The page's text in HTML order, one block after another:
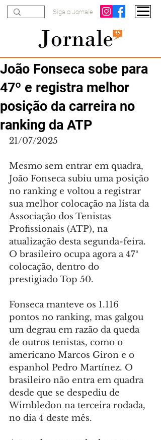
Siga o Jornale
João Fonseca sobe para
47º e registra melhor
posição da carreira no
ranking da ATP
21/07/2025
Mesmo sem entrar em quadra,
João Fonseca subiu uma posição
no ranking e voltou a registrar
sua melhor colocação na lista da
Associação dos Tenistas
Profissionais (ATP), na
atualização desta segunda-feira.
O brasileiro ocupa agora a 47ª
colocação, dentro do
prestigiado Top 50.
Fonseca manteve os 1.116
pontos no ranking, mas galgou
um degrau em razão da queda
de outros tenistas, como o
americano Marcos Giron e o
espanhol Pedro Martínez. O
brasileiro não entra em quadra
desde que se despediu de
Wimbledon na terceira rodada,
no dia 4 deste mês.